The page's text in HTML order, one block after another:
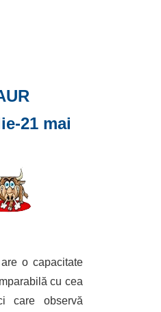
21 mai
o capacitate
cu cea
care observă